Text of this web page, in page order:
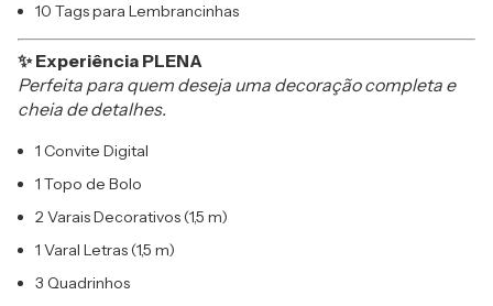
10 Tags para Lembrancinhas
✨ Experiência PLENA
Perfeita para quem deseja uma decoração completa e
cheia de detalhes.
1 Convite Digital
1 Topo de Bolo
2 Varais Decorativos (1,5 m)
1 Varal Letras (1,5 m)
3 Quadrinhos